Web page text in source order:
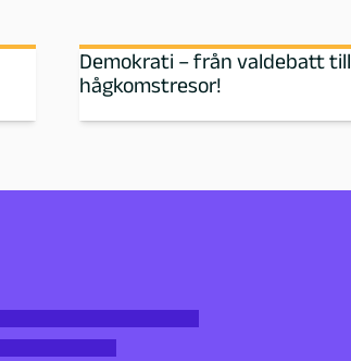
Demokrati – från valdebatt till
hågkomstresor!